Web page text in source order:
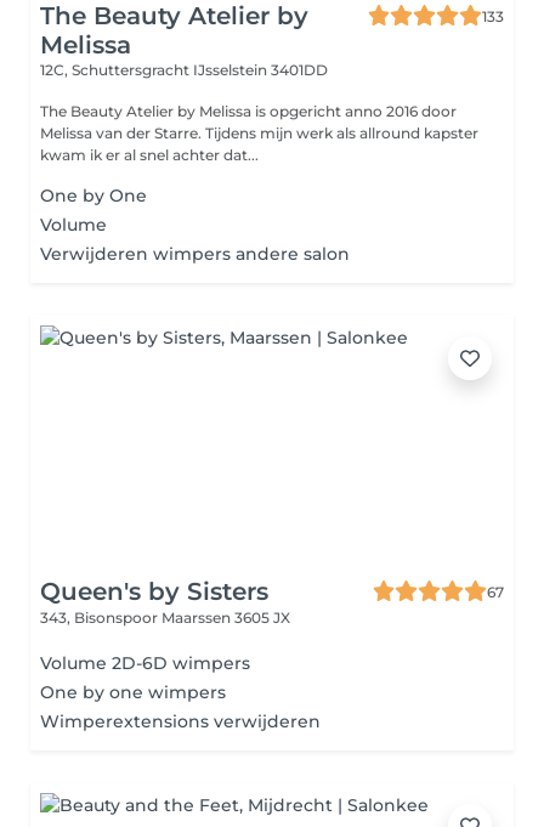
The Beauty Atelier by
Melissa
133
12C, Schuttersgracht IJsselstein 3401DD
The Beauty Atelier by Melissa is opgericht anno 2016 door
Melissa van der Starre. Tijdens mijn werk als allround kapster
kwam ik er al snel achter dat...
One by One
Volume
Verwijderen wimpers andere salon
Queen's by Sisters
67
343, Bisonspoor Maarssen 3605 JX
Volume 2D-6D wimpers
One by one wimpers
Wimperextensions verwijderen